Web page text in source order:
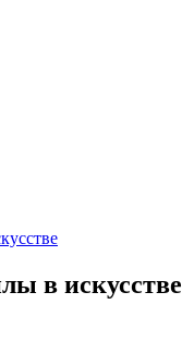
в искусстве